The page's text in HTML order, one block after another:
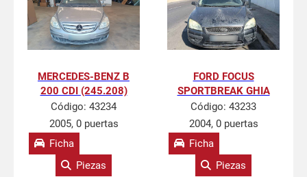
MERCEDES-BENZ B
200 CDI (245.208)
Código: 43234
2005, 0 puertas
Ficha
Piezas
FORD FOCUS
SPORTBREAK GHIA
Código: 43233
2004, 0 puertas
Ficha
Piezas